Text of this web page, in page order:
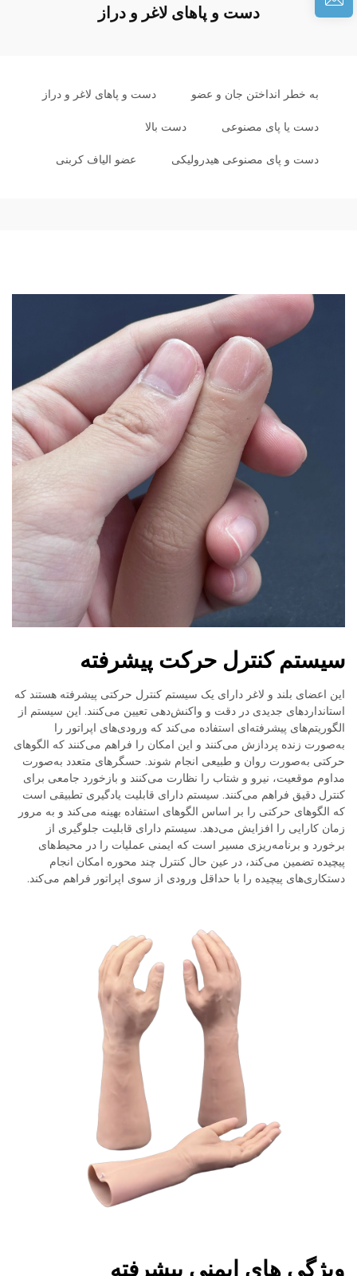
دست و پاهای لاغر و دراز
به خطر انداختن جان و عضو دست و پاهای لاغر و دراز
دست یا پای مصنوعی دست بالا
دست و پای مصنوعی هیدرولیکی عضو الیاف کربنی
سیستم کنترل حرکت پیشرفته
این اعضای بلند و لاغر دارای یک سیستم کنترل حرکتی پیشرفته هستند که
استانداردهای جدیدی در دقت و واکنش‌دهی تعیین می‌کنند. این سیستم از
الگوریتم‌های پیشرفته‌ای استفاده می‌کند که ورودی‌های اپراتور را
به‌صورت زنده پردازش می‌کنند و این امکان را فراهم می‌کنند که الگوهای
حرکتی به‌صورت روان و طبیعی انجام شوند. حسگرهای متعدد به‌صورت
مداوم موقعیت، نیرو و شتاب را نظارت می‌کنند و بازخورد جامعی برای
کنترل دقیق فراهم می‌کنند. سیستم دارای قابلیت یادگیری تطبیقی است
که الگوهای حرکتی را بر اساس الگوهای استفاده بهینه می‌کند و به مرور
زمان کارایی را افزایش می‌دهد. سیستم دارای قابلیت جلوگیری از
برخورد و برنامه‌ریزی مسیر است که ایمنی عملیات را در محیط‌های
پیچیده تضمین می‌کند، در عین حال کنترل چند محوره امکان انجام
دستکاری‌های پیچیده را با حداقل ورودی از سوی اپراتور فراهم می‌کند.
ویژگی های ایمنی پیشرفته